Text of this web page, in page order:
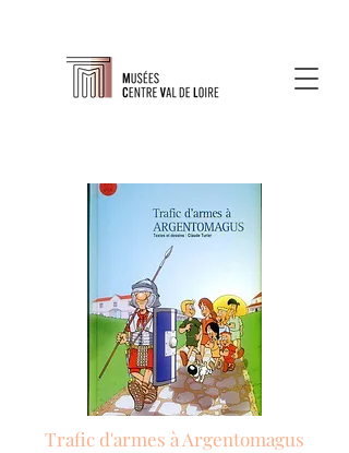
Trafic d'armes à Argentomagus